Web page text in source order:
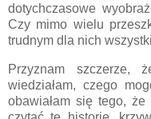
dotychczasowe
Czy mimo wielu
trudnym dla nich
Przyznam
wiedziałam, czego
obawiałam się tego,